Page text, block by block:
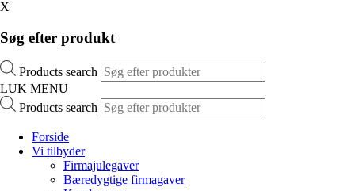
X
Søg efter produkt
Products search
LUK MENU
Products search
Forside
Vi tilbyder
Firmajulegaver
Bæredygtige firmagaver